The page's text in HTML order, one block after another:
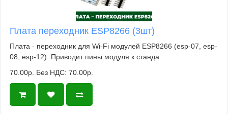
Плата переходник ESP8266 (3шт)
Плата - переходник для Wi-Fi модулей ESP8266 (esp-07, esp-
08, esp-12). Приводит пины модуля к станда..
70.00р. Без НДС: 70.00р.